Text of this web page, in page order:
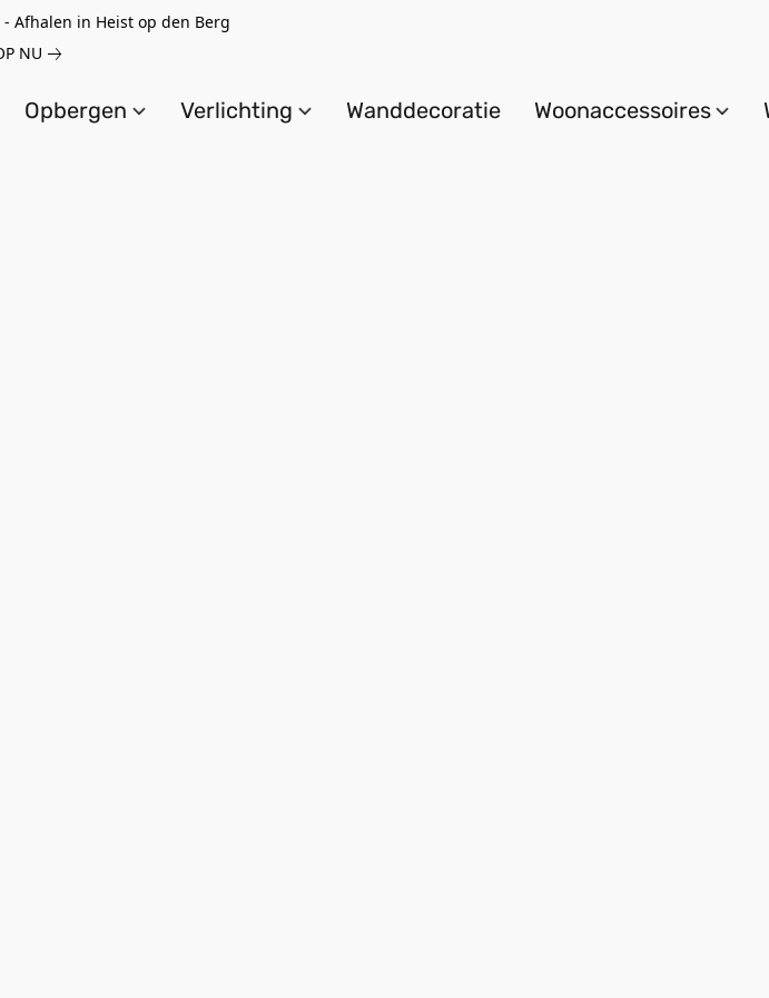
Afhalen in Heist op den Berg
NU
Opbergen Verlichting Wanddecoratie Woonaccessoires